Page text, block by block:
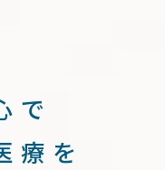
で
療を